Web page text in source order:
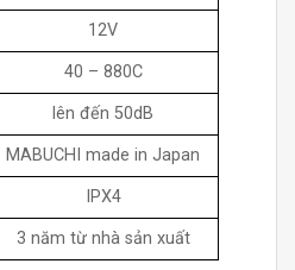
12V
40 – 880C
lên đến 50dB
MABUCHI made in Japan
IPX4
3 năm từ nhà sản xuất